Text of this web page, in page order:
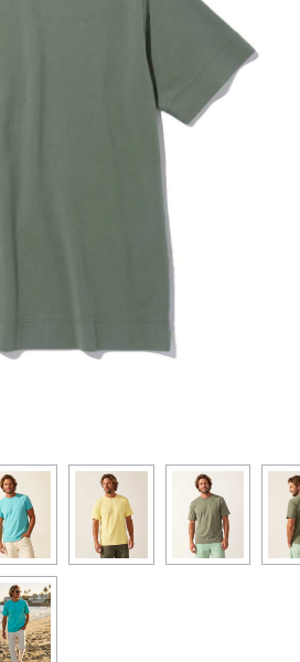
レコメンドアイテム
ピックアップアイテム
フォーカスブランド
セールおすすめアイテム
人気アイテム TOP 15